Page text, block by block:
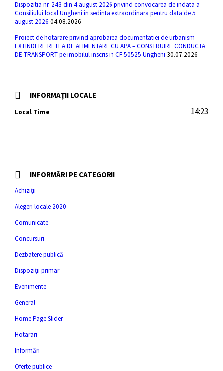
Dispozitia nr. 243 din 4 august 2026 privind convocarea de indata a
Consiliului local Ungheni in sedinta extraordinara pentru data de 5
august 2026 04.08.2026
Proiect de hotarare privind aprobarea documentatiei de urbanism
EXTINDERE RETEA DE ALIMENTARE CU APA – CONSTRUIRE CONDUCTA
DE TRANSPORT pe imobilul inscris in CF 50525 Ungheni 30.07.2026
INFORMAȚII LOCALE
Local Time 14:23
INFORMĂRI PE CATEGORII
Achiziții
Alegeri locale 2020
Comunicate
Concursuri
Dezbatere publică
Dispoziții primar
Evenimente
General
Home Page Slider
Hotarari
Informări
Oferte publice